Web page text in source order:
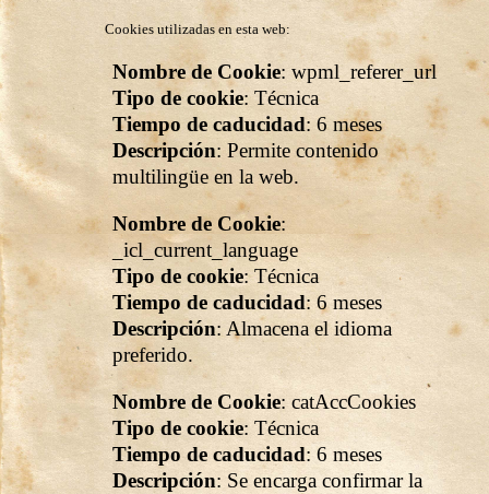
Cookies utilizadas en esta web:
Nombre de Cookie: wpml_referer_url
Tipo de cookie: Técnica
Tiempo de caducidad: 6 meses
Descripción: Permite contenido
multilingüe en la web.
Nombre de Cookie:
_icl_current_language
Tipo de cookie: Técnica
Tiempo de caducidad: 6 meses
Descripción: Almacena el idioma
preferido.
Nombre de Cookie: catAccCookies
Tipo de cookie: Técnica
Tiempo de caducidad: 6 meses
Descripción: Se encarga confirmar la